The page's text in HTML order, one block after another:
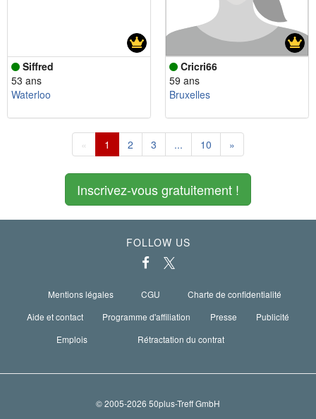
Siffred
53 ans
Waterloo
Cricri66
59 ans
Bruxelles
« 1 2 3 ... 10 »
Inscrivez-vous gratuitement !
FOLLOW US
Mentions légales CGU
Charte de confidentialité
Aide et contact
Programme d'affiliation Presse
Publicité
Emplois
Rétractation du contrat
© 2005-2026 50plus-Treff GmbH